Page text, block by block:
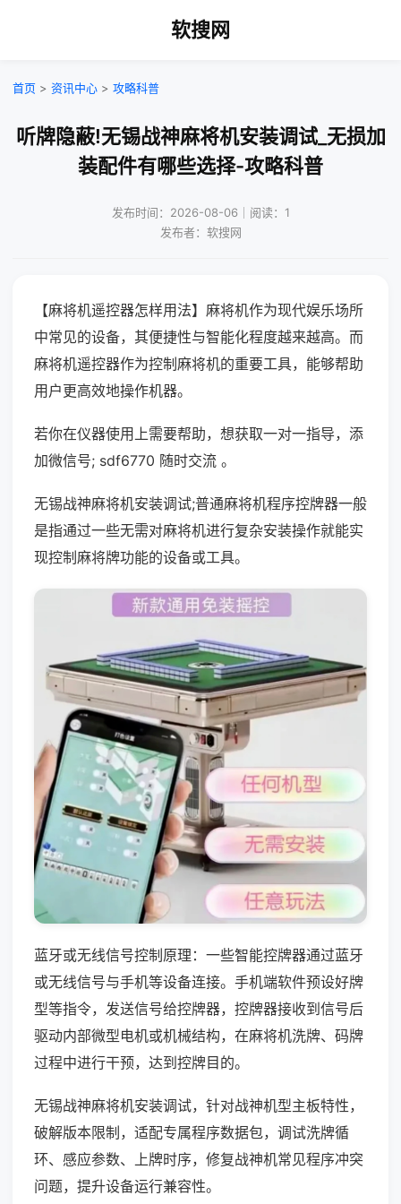
软搜网
首页 > 资讯中心 > 攻略科普
听牌隐蔽!无锡战神麻将机安装调试_无损加
装配件有哪些选择-攻略科普
发布时间：2026-08-06｜阅读：1
发布者：软搜网
【麻将机遥控器怎样用法】麻将机作为现代娱乐场所
中常见的设备，其便捷性与智能化程度越来越高。而
麻将机遥控器作为控制麻将机的重要工具，能够帮助
用户更高效地操作机器。
若你在仪器使用上需要帮助，想获取一对一指导，添
加微信号; sdf6770 随时交流 。
无锡战神麻将机安装调试;普通麻将机程序控牌器一般
是指通过一些无需对麻将机进行复杂安装操作就能实
现控制麻将牌功能的设备或工具。
蓝牙或无线信号控制原理：一些智能控牌器通过蓝牙
或无线信号与手机等设备连接。手机端软件预设好牌
型等指令，发送信号给控牌器，控牌器接收到信号后
驱动内部微型电机或机械结构，在麻将机洗牌、码牌
过程中进行干预，达到控牌目的。
无锡战神麻将机安装调试，针对战神机型主板特性，
破解版本限制，适配专属程序数据包，调试洗牌循
环、感应参数、上牌时序，修复战神机常见程序冲突
问题，提升设备运行兼容性。